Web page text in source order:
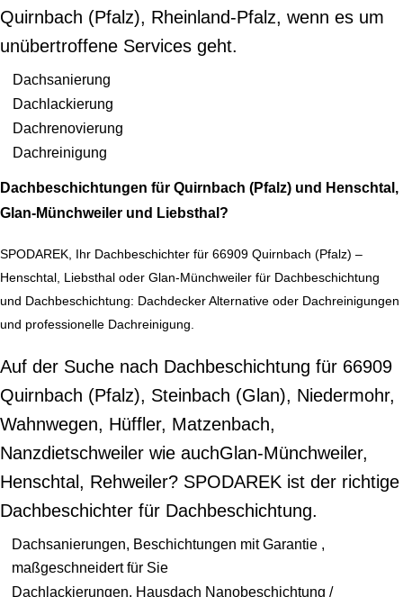
Quirnbach (Pfalz), Rheinland-Pfalz, wenn es um
unübertroffene Services geht.
Dachsanierung
Dachlackierung
Dachrenovierung
Dachreinigung
Dachbeschichtungen für Quirnbach (Pfalz) und Henschtal,
Glan-Münchweiler und Liebsthal?
SPODAREK, Ihr Dachbeschichter für 66909 Quirnbach (Pfalz) –
Henschtal, Liebsthal oder Glan-Münchweiler für Dachbeschichtung
und Dachbeschichtung: Dachdecker Alternative oder Dachreinigungen
und professionelle Dachreinigung.
Auf der Suche nach Dachbeschichtung für 66909
Quirnbach (Pfalz), Steinbach (Glan), Niedermohr,
Wahnwegen, Hüffler, Matzenbach,
Nanzdietschweiler wie auchGlan-Münchweiler,
Henschtal, Rehweiler? SPODAREK ist der richtige
Dachbeschichter für Dachbeschichtung.
Dachsanierungen, Beschichtungen mit Garantie ,
maßgeschneidert für Sie
Dachlackierungen, Hausdach Nanobeschichtung /